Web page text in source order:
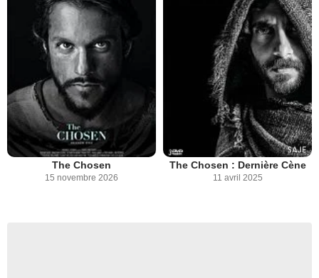
The Chosen
15 novembre 2026
The Chosen : Dernière Cène
11 avril 2025